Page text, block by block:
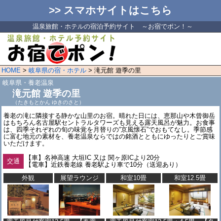
>> スマホサイトはこちら
温泉旅館・ホテルの宿泊予約サイト ～お宿でポン！～
HOME > 岐阜県の宿・ホテル > 滝元館 遊季の里
岐阜県・養老温泉
滝元館 遊季の里
（たきもとかん ゆきのさと）
養老の滝に隣接する静かな山里のお宿。晴れた日には、恵那山や木曾御岳
はもちろん名古屋駅セントラルタワーズも見える露天風呂が魅力。お食事
は、四季それぞれの旬の味覚を月替りの“京風懐石”でおもてなし。季節感
に富む地元の素材を、養老温泉ならではの銘酒とともにゆったりとご賞味
いただけます。
交通
【車】名神高速 大垣IC 又は 関ヶ原ICより20分
【電車】近鉄養老線 養老駅より車で10分（送迎あり）
外観
展望ラウンジ 和室10畳 和室12.5畳